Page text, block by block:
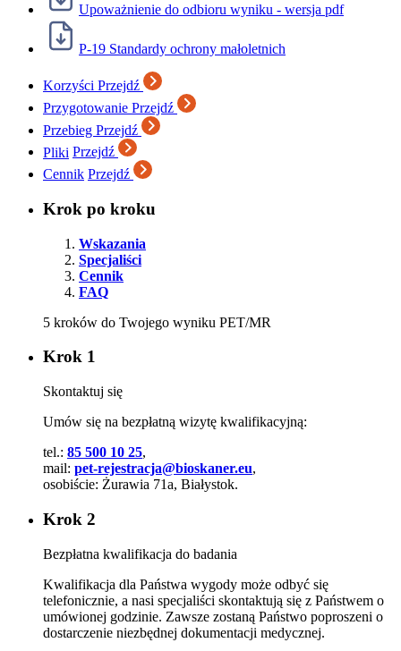
Upoważnienie do odbioru wyniku - wersja pdf
P-19 Standardy ochrony małoletnich
Korzyści Przejdź
Przygotowanie Przejdź
Przebieg Przejdź
Pliki Przejdź
Cennik Przejdź
Krok po kroku
Wskazania
Specjaliści
Cennik
FAQ
5 kroków do Twojego wyniku PET/MR
Krok 1
Skontaktuj się
Umów się na bezpłatną wizytę kwalifikacyjną:
tel.: 85 500 10 25,
mail: pet-rejestracja@bioskaner.eu,
osobiście: Żurawia 71a, Białystok.
Krok 2
Bezpłatna kwalifikacja do badania
Kwalifikacja dla Państwa wygody może odbyć się
telefonicznie, a nasi specjaliści skontaktują się z Państwem o
umówionej godzinie. Zawsze zostaną Państwo poproszeni o
dostarczenie niezbędnej dokumentacji medycznej.